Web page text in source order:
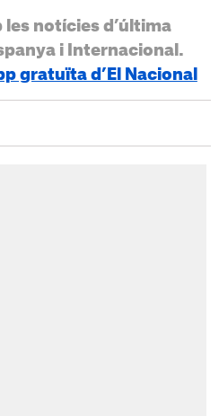
les notícies d’última
i Internacional.
gratuïta d’El Nacional